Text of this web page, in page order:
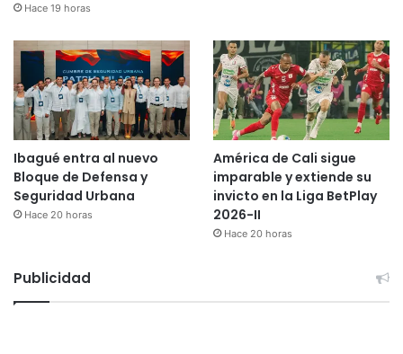
Hace 19 horas
Ibagué entra al nuevo
Bloque de Defensa y
Seguridad Urbana
Hace 20 horas
América de Cali sigue
imparable y extiende su
invicto en la Liga BetPlay
2026-II
Hace 20 horas
Publicidad